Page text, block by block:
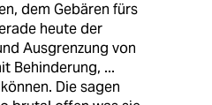
dem Gebären fürs
heute der
Ausgrenzung von
Behinderung, ...
Die sagen